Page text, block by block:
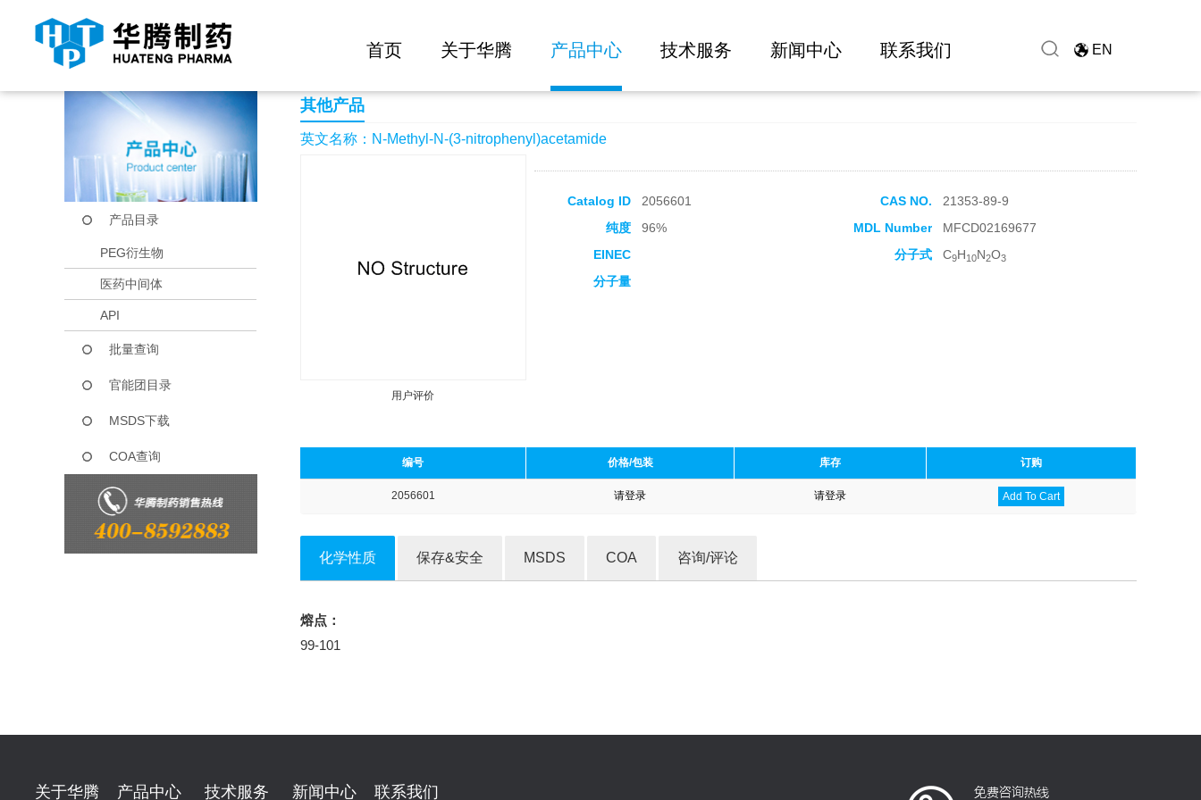
首页 关于华腾 产品中心 技术服务 新闻中心 联系我们 EN
当前位置： 首页 产品中心 N-Methyl-N-(3-nitrophenyl)acetamide
产品目录
PEG衍生物
医药中间体
API
批量查询
官能团目录
MSDS下载
COA查询
其他产品
英文名称：N-Methyl-N-(3-nitrophenyl)acetamide
用户评价
Catalog ID 2056601 CAS NO.
21353-89-9
纯度
96% MDL Number
MFCD02169677
EINEC
分子式 C9H10N2O3
分子量
编号 价格/包装 库存 订购
2056601 请登录 请登录 Add To Cart
化学性质 保存&安全 MSDS COA 咨询/评论
熔点：
99-101
关于华腾 产品中心 技术服务 新闻中心 联系我们